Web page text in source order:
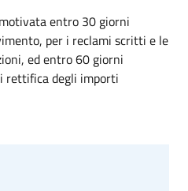
entro 30 giorni
per i reclami scritti e le
ed entro 60 giorni
rettifica degli importi